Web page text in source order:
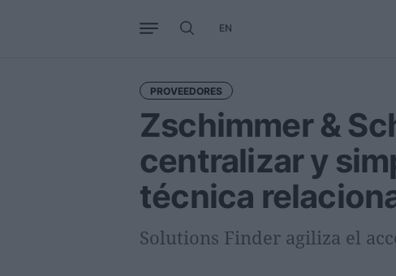
EN
PROVEEDORES
Zschimmer &
centralizar y
técnica
Solutions Finder agiliza el